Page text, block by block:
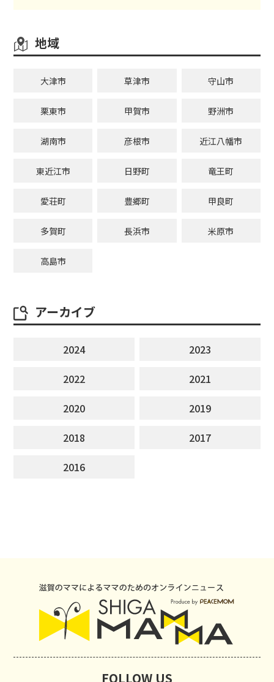
地域
大津市 草津市 守山市
栗東市 甲賀市 野洲市
湖南市 彦根市 近江八幡市
東近江市 日野町 竜王町
愛荘町 豊郷町 甲良町
多賀町 長浜市 米原市
高島市
アーカイブ
2024
2023
2022
2021
2020
2019
2018
2017
2016
FOLLOW US